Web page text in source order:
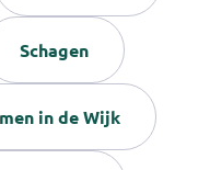
Schagen
in de Wijk